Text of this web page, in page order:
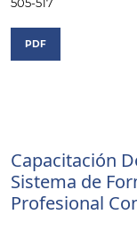
PDF
Capacitación
Sistema de
Profesional